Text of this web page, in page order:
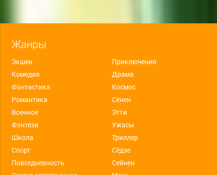
Жанры
Экшен
Приключения
Комедия
Драма
Фантастика
Космос
Романтика
Сёнен
Военное
Этти
Фэнтези
Ужасы
Школа
Триллер
Спорт
Сёдзе
Повседневность
Сейнен